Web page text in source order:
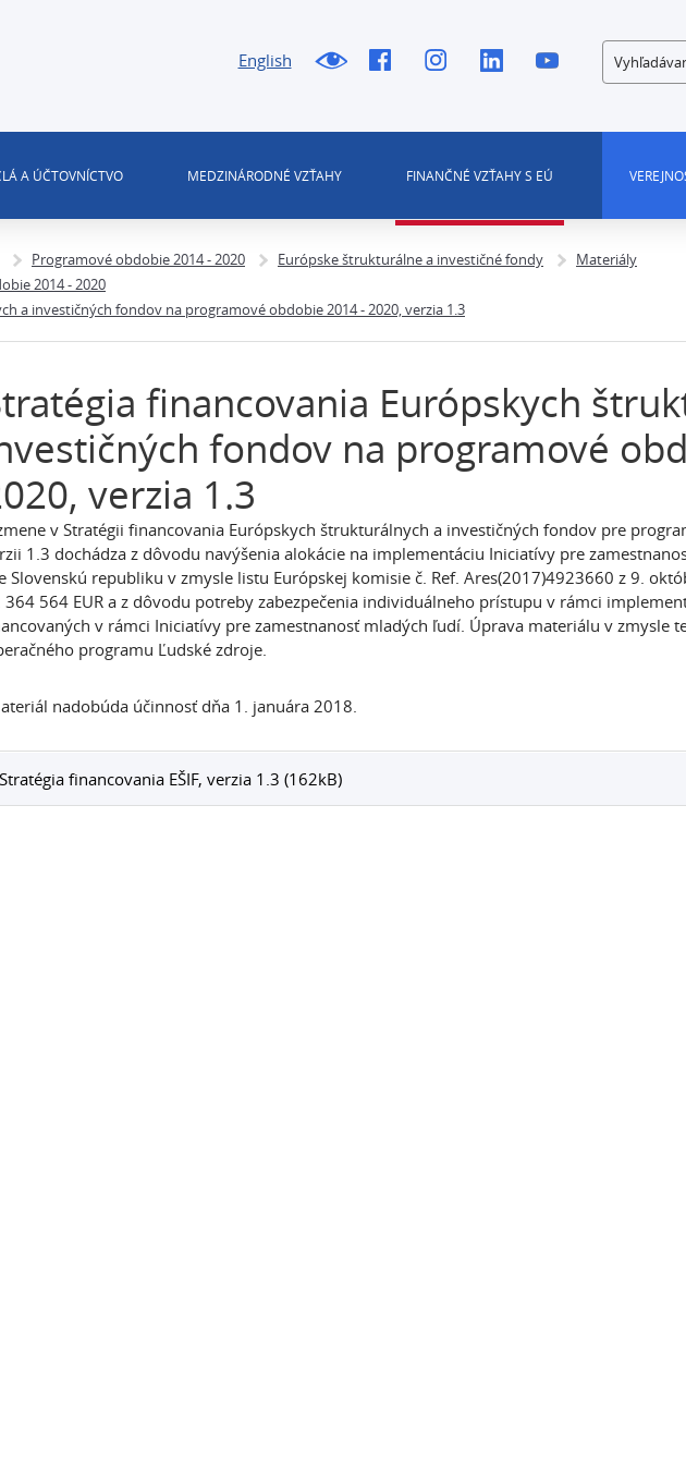
English
A ÚČTOVNÍCTVO MEDZINÁRODNÉ VZŤAHY FINANČNÉ VZŤAHY S EÚ
Programové obdobie 2014 - 2020 Európske štrukturálne a investičné fondy
Materiály
2014 - 2020
a investičných fondov na programové obdobie 2014 - 2020, verzia 1.3
financovania Európskych
fondov na programové
verzia 1.3
v Stratégii financovania Európskych štrukturálnych a investičných fondov pre
1.3 dochádza z dôvodu navýšenia alokácie na implementáciu Iniciatívy pre
Slovenskú republiku v zmysle listu Európskej komisie č. Ref. Ares(2017)4923660 z 9.
364 564 EUR a z dôvodu potreby zabezpečenia individuálneho prístupu v rámci
v rámci Iniciatívy pre zamestnanosť mladých ľudí. Úprava materiálu v zmysle
programu Ľudské zdroje.
nadobúda účinnosť dňa 1. januára 2018.
Stratégia financovania EŠIF, verzia 1.3 (162kB)